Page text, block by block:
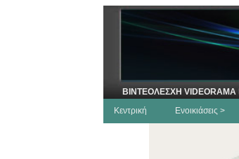
ΒΙΝΤΕΟΛΕΣΧΗ VIDEORAMA
Κεντρική
Ενοικιάσεις >